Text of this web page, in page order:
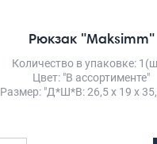
Рюкзак "Maksimm"
Количество в упаковке:
Цвет: "В ассортименте"
Размер: "Д*Ш*В: 26,5 х 19 х